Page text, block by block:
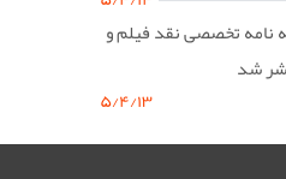
هفته نامه تخصصی نقد فیلم و
شد
۵/۴/۱۳